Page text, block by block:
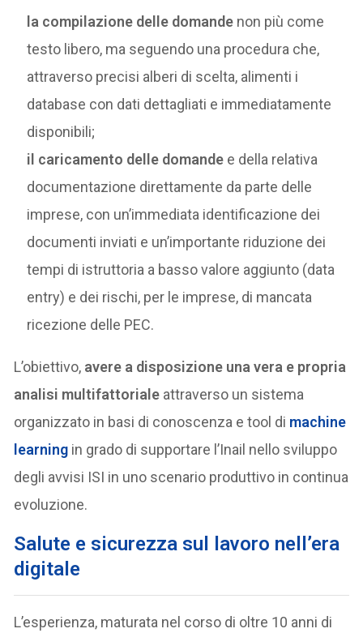
la compilazione delle domande non più come
testo libero, ma seguendo una procedura che,
attraverso precisi alberi di scelta, alimenti i
database con dati dettagliati e immediatamente
disponibili;
il caricamento delle domande e della relativa
documentazione direttamente da parte delle
imprese, con un’immediata identificazione dei
documenti inviati e un’importante riduzione dei
tempi di istruttoria a basso valore aggiunto (data
entry) e dei rischi, per le imprese, di mancata
ricezione delle PEC.
L’obiettivo, avere a disposizione una vera e propria
analisi multifattoriale attraverso un sistema
organizzato in basi di conoscenza e tool di machine
learning in grado di supportare l’Inail nello sviluppo
degli avvisi ISI in uno scenario produttivo in continua
evoluzione.
Salute e sicurezza sul lavoro nell’era
digitale
L’esperienza, maturata nel corso di oltre 10 anni di